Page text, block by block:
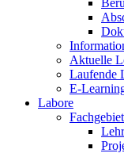
Aktuelle
Laufende
E-
Labore